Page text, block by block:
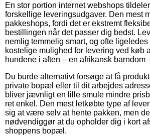
En stor portion internet webshops
forskellige leveringsudgaver. Den mest
pakkeshops, fordi det er ekstremt
bestillingen når det passer dig bedst.
nemlig temmelig smart, og ofte
kostelige mulighed for levering ved køb
hundene i aften – en afrikansk barndom
Du burde alternativt forsøge at få
private bopæl eller til dit arbejdes
bliver jævnligt en lille smule mindre
ret enkel. Den mest letkøbte type af
sig at være selv at hente pakken, men
nødvendiggør at du opholder dig i kort
shoppens bopæl.